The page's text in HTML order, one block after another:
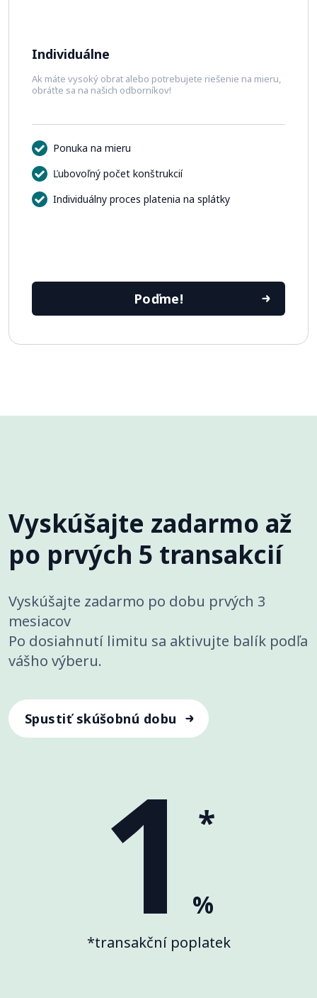
Individuálne
Ak máte vysoký obrat alebo potrebujete riešenie na mieru,
obráťte sa na našich odborníkov!
Ponuka na mieru
Ľubovoľný počet konštrukcií
Individuálny proces platenia na splátky
Poďme!
Vyskúšajte zadarmo až
po prvých 5 transakcií
Vyskúšajte zadarmo po dobu prvých 3
mesiacov
Po dosiahnutí limitu sa aktivujte balík podľa
vášho výberu.
Spustiť skúšobnú dobu
1 %
*
*transakční poplatek